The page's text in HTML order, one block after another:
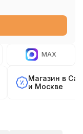
MAX
Магазин в
и Москве